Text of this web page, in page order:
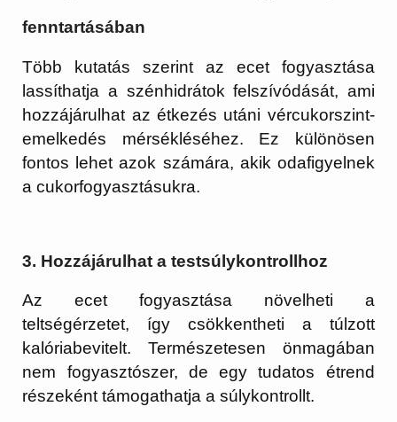
fenntartásában
Több kutatás szerint az ecet fogyasztása
lassíthatja a szénhidrátok felszívódását, ami
hozzájárulhat az étkezés utáni vércukorszint-
emelkedés mérsékléséhez. Ez különösen
fontos lehet azok számára, akik odafigyelnek
a cukorfogyasztásukra.
3. Hozzájárulhat a testsúlykontrollhoz
Az ecet fogyasztása növelheti a
teltségérzetet, így csökkentheti a túlzott
kalóriabevitelt. Természetesen önmagában
nem fogyasztószer, de egy tudatos étrend
részeként támogathatja a súlykontrollt.